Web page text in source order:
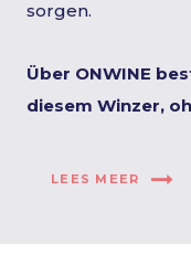
sorgen.
Über ONWINE
diesem Winzer,
LEES MEER